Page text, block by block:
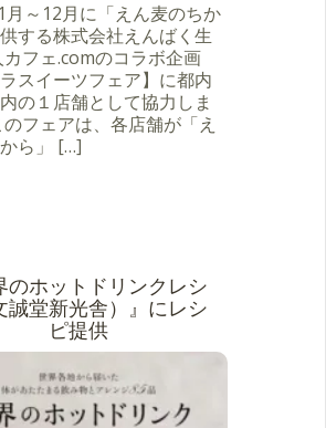
月～12月に「えん麦のちか
する株式会社えんばく生
フェ.comのコラボ企画
ラスイーツフェア】に都内
の１店舗として協力しま
のフェアは、各店舗が「え
ら」 […]
のホットドリンクレシ
誠堂新光舎）』にレシ
ピ提供